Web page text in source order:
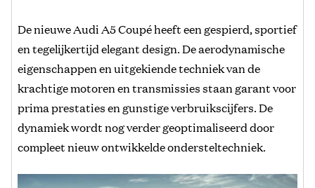
De nieuwe Audi A5 Coupé heeft een gespierd, sportief
en tegelijkertijd elegant design. De aerodynamische
eigenschappen en uitgekiende techniek van de
krachtige motoren en transmissies staan garant voor
prima prestaties en gunstige verbruikscijfers. De
dynamiek wordt nog verder geoptimaliseerd door
compleet nieuw ontwikkelde ondersteltechniek.